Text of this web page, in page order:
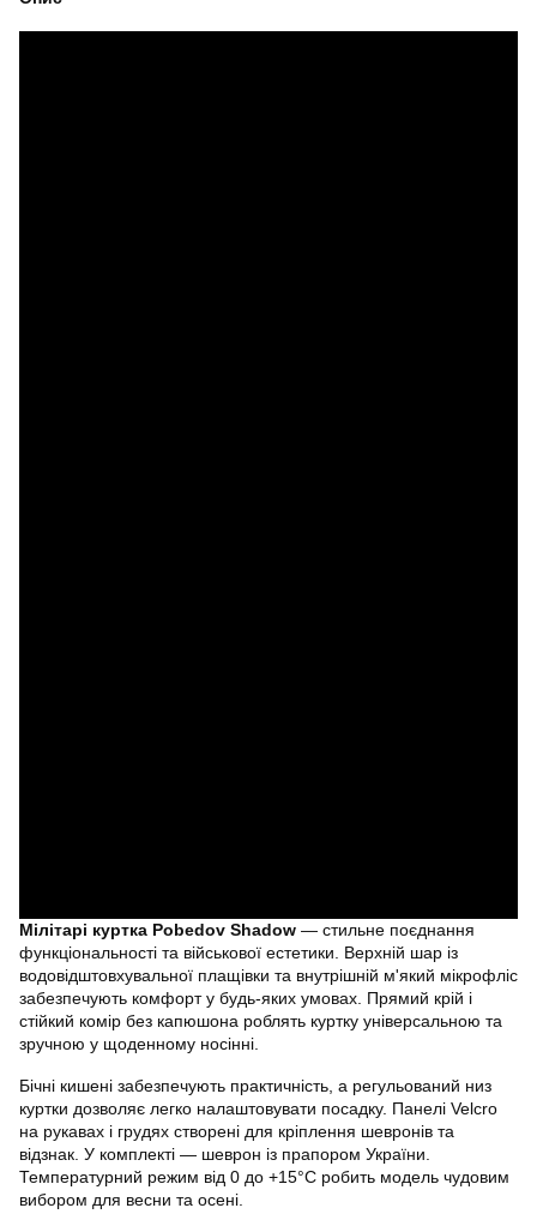
Мілітарі куртка Pobedov Shadow — стильне поєднання
функціональності та військової естетики. Верхній шар із
водовідштовхувальної плащівки та внутрішній м'який мікрофліс
забезпечують комфорт у будь-яких умовах. Прямий крій і
стійкий комір без капюшона роблять куртку універсальною та
зручною у щоденному носінні.
Бічні кишені забезпечують практичність, а регульований низ
куртки дозволяє легко налаштовувати посадку. Панелі Velcro
на рукавах і грудях створені для кріплення шевронів та
відзнак. У комплекті — шеврон із прапором України.
Температурний режим від 0 до +15°C робить модель чудовим
вибором для весни та осені.